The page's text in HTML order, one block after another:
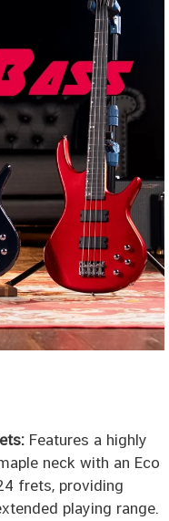
Features a highly
neck with an Eco
frets, providing
playing range.